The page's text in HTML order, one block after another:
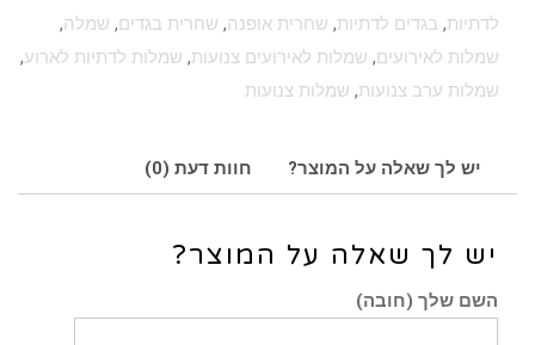
לדתיות, בגדים לדתיות, שחרית אופנה, שחרית בגדים, שמלה,
שמלות לאירועים, שמלות לאירועים צנועות, שמלות לדתיות לארוע,
שמלות ערב צנועות, שמלות צנועות
יש לך שאלה על המוצר? חוות דעת (0)
יש לך שאלה על המוצר?
השם שלך (חובה)